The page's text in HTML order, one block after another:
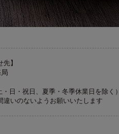
】
日・祝日、夏季・冬季休業日を除く）
いのないようお願いいたします